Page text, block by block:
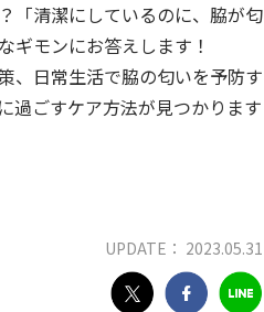
「清潔にしているのに、脇が匂
ギモンにお答えします！
、日常生活で脇の匂いを予防す
過ごすケア方法が見つかります
UPDATE： 2023.05.31